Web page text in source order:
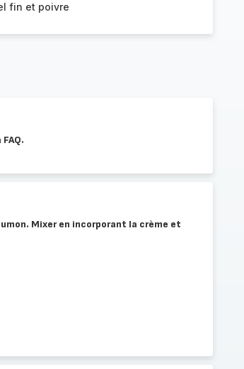
fin et poivre
Mixer en incorporant la crème et